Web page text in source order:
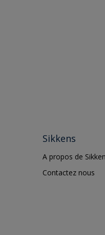
Sikkens
A propos de
Contactez nous